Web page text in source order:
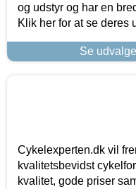
og udstyr og har en
Klik her for at se deres
Se
Cykelexperten.dk vil
kvalitetsbevidst
kvalitet, gode priser